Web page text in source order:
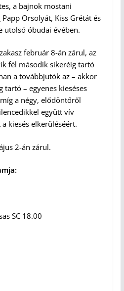
a bajnok mostani
Orsolyát, Kiss Grétát és
utolsó óbudai évében.
február 8-án zárul, az
fél második sikeréig tartó
a továbbjutók az – akkor
– egyenes kieséses
a négy, elődöntőről
együtt vív
kiesés elkerüléséért.
2-án zárul.
SC 18.00